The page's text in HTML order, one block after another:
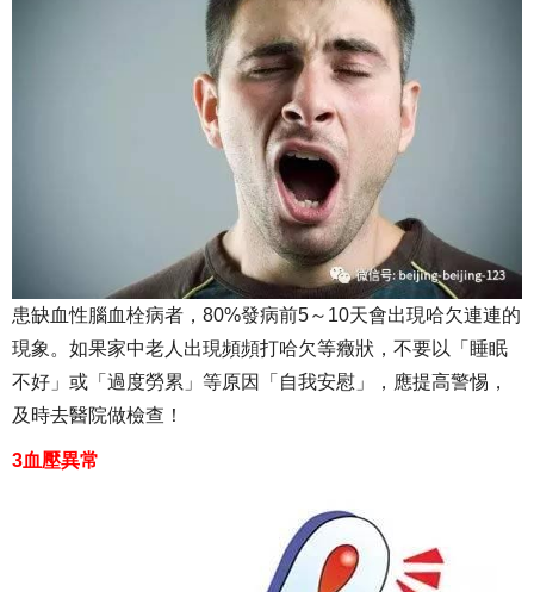
患缺血性腦血栓病者，80%發病前5～10天會出現哈欠連連的
現象。如果家中老人出現頻頻打哈欠等癥狀，不要以「睡眠
不好」或「過度勞累」等原因「自我安慰」，應提高警惕，
及時去醫院做檢查！
3血壓異常